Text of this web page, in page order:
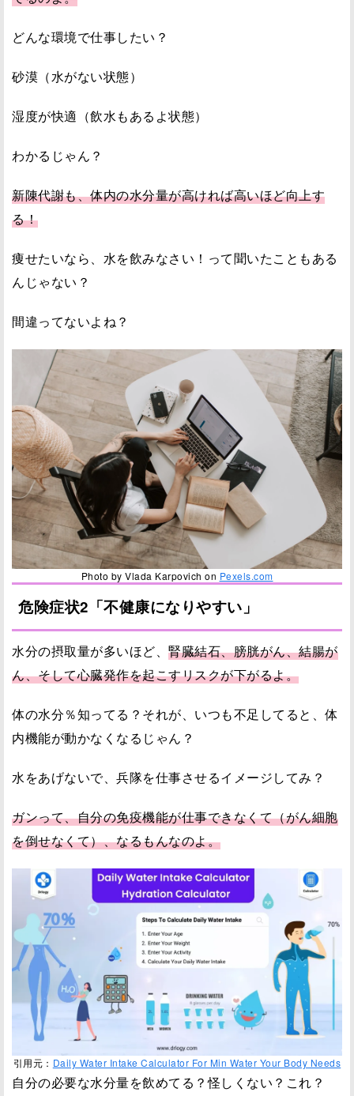
どんな環境で仕事したい？
砂漠（水がない状態）
湿度が快適（飲水もあるよ状態）
わかるじゃん？
新陳代謝も、体内の水分量が高ければ高いほど向上す
る！
痩せたいなら、水を飲みなさい！って聞いたこともある
んじゃない？
間違ってないよね？
Photo by Vlada Karpovich on Pexels.com
危険症状2「不健康になりやすい」
水分の摂取量が多いほど、 腎臓結石、膀胱がん、結腸が
ん、そして心臓発作を起こすリスクが下がるよ。
体の水分％知ってる？それが、いつも不足してると、体
内機能が動かなくなるじゃん？
水をあげないで、兵隊を仕事させるイメージしてみ？
ガンって、自分の免疫機能が仕事できなくて（がん細胞
を倒せなくて）、なるもんなのよ。
引用元： Daily Water Intake Calculator For Min Water Your Body Needs
自分の必要な水分量を飲めてる？怪しくない？これ？